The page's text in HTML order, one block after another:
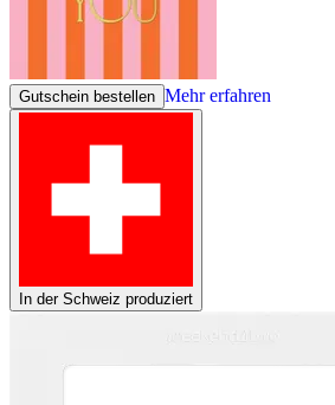
Gutschein bestellen Mehr erfahren
In der Schweiz produziert